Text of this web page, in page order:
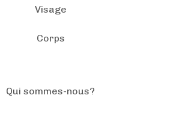
Visage
Corps
Qui sommes-nous?